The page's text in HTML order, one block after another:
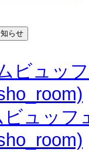
らせ
ュッフ